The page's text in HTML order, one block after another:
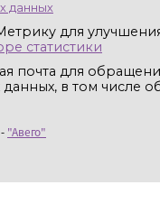
данных
для
статистики
почта для
в том числе
"Авего"